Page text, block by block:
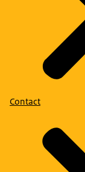
Contact